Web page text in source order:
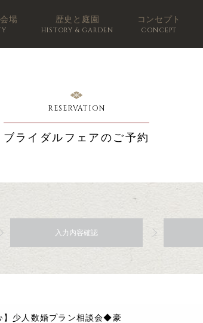
場 歴史と庭園
HISTORY & GARDEN
コンセプト
CONCEPT
RESERVATION
ブライダルフェアのご予約
入力内容確認
】少人数婚プラン相談会◆豪